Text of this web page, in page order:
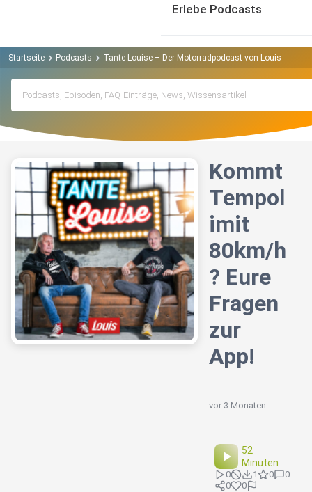
Erlebe Podcasts
Startseite Podcasts Tante Louise – Der Motorradpodcast von Louis
Kommt
Tempol
imit
80km/h
? Eure
Fragen
zur
App!
vor 3 Monaten
52
Minuten
0 1 0
0
0
0